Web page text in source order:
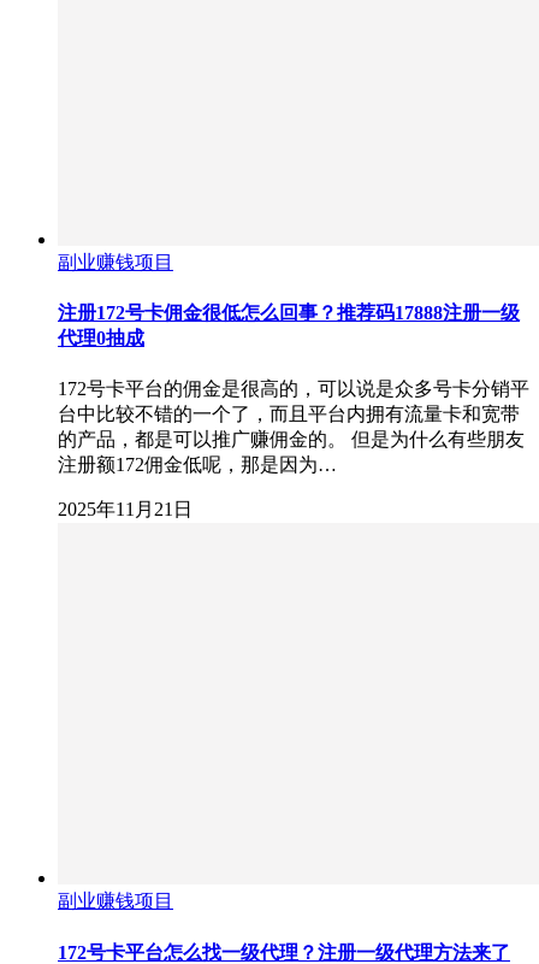
副业赚钱项目
注册172号卡佣金很低怎么回事？推荐码17888注册一级
代理0抽成
172号卡平台的佣金是很高的，可以说是众多号卡分销平
台中比较不错的一个了，而且平台内拥有流量卡和宽带
的产品，都是可以推广赚佣金的。 但是为什么有些朋友
注册额172佣金低呢，那是因为…
2025年11月21日
副业赚钱项目
172号卡平台怎么找一级代理？注册一级代理方法来了